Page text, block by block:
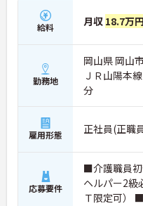
給料 月収 18.7万
勤務地
岡山県 岡山
ＪＲ山陽本
分
雇用形態 正社員(正職
応募要件
■介護職員
ヘルパー2級
Ｔ限定可）